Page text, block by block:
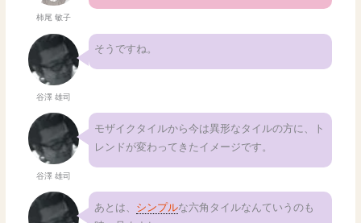
柿尾 敏子
谷澤 雄司
そうですね。
谷澤 雄司
モザイクタイルから今は異形なタイルの方に、ト
レンドが変わってきたイメージです。
あとは、 シンプルな六角タイルなんていうのも